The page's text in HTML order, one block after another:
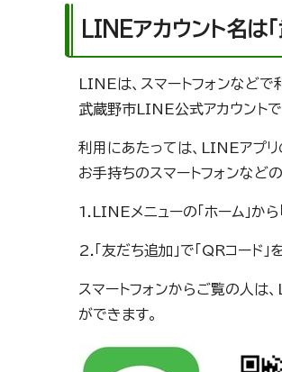
LINEアカウント名
LINEは、スマートフォンなどで
武蔵野市LINE公式アカウントで
利用にあたっては、LINEアプリ
お手持ちのスマートフォンなど
1.LINEメニューの「ホーム」か
2.「友だち追加」で「QRコード
スマートフォンからご覧の人は
ができます。